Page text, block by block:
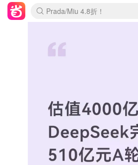
Prada/Miu 4.8折！